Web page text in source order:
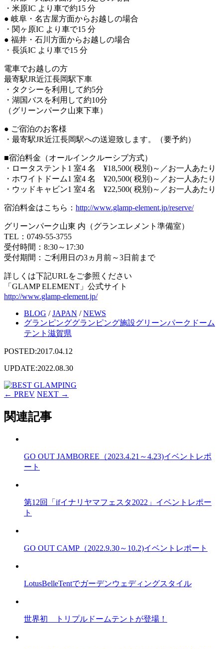
・米原IC より車で約15 分
● 岐阜・名古屋方面からお越しの場合
・関ヶ原IC より車で15 分
● 福井・石川方面からお越しの場合
・長浜IC より車で15 分
電車でお越しの方
最寄駅JR近江長岡駅下車
・タクシーを利用して約5分
・湖国バスを利用して約10分
（グリーンパーク山東下車）
● ご宿泊のお客様
・最寄駅JR近江長岡駅への送迎致します。（要予約）
■宿泊料金（オールインクルーシブ方式）
・ロータステント1 室4 名 ¥18,500( 税別)～／お一人あたり
・ホワイトドーム1 室4 名 ¥20,500( 税別)～／お一人あたり
・ウッドキャビン1 室4 名 ¥22,500( 税別)～／お一人あたり
宿泊料金はこちら： http://www.glamp-element.jp/reserve/
グリーンパーク山東 内（グランエレメント準備室）
TEL：0749-55-3755
受付時間：8:30～17:30
受付期間：ご利用日の3ヵ月前～3日前まで
詳しくは下記URLをご参照ください
「GLAMP ELEMENT」公式サイト
http://www.glamp-element.jp/
BLOG /JAPAN /NEWS
グランピンググランピング施設グリーンパーク ドーム
テント 滋賀県
POSTED:2017.04.12
UPDATE:2022.08.30
← PREV NEXT →
関連記事
GO OUT JAMBOREE（2023.4.21～4.23)イベントレポ
ート
第12回「ifイナリヤマフェスタ2022」イベントレポー
ト
GO OUT CAMP（2022.9.30～10.2)イベントレポート
LotusBelleTentでガーデンウェディングスタイル
世界初 トリプルドームテントが登場！